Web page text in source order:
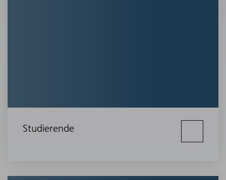
Studierende